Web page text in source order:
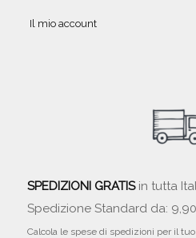
Il mio account
SPEDIZIONI GRATISin tutta
Spedizione Standard da:
Calcola le spese di spedizioni per il